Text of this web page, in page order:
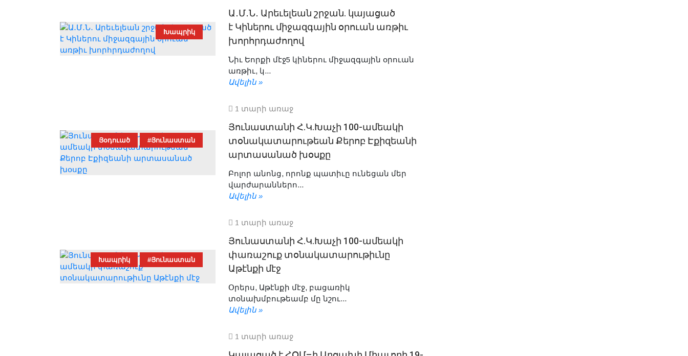
Խապրիկ
Ա․Մ․Ն․ Արեւելեան շրջան. կայացած
է Կիներու միջազգային օրուան առթիւ
խորհրդաժողով
Նիւ Եորքի մէջ5 կիներու միջազգային օրուան
առթիւ, կ...
Ավելին »
Յօդուած #Յունաստան
1 տարի առաջ
Յունաստանի Հ.Կ.Խաչի 100-ամեակի
տօնակատարութեան Քերոբ Էքիզեանի
արտասանած խօսքը
Բոլոր անոնց, որոնք պատիւը ունեցան մեր
վարժարաններո...
Ավելին »
Խապրիկ #Յունաստան
1 տարի առաջ
Յունաստանի Հ.Կ.Խաչի 100-ամեակի
փառաշուք տօնակատարութիւնը
Աթէնքի մէջ
Օրերս, Աթէնքի մէջ, բացառիկ
տօնախմբութեամբ մը նշու...
Ավելին »
1 տարի առաջ